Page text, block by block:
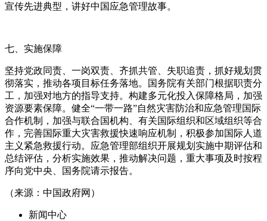
宣传先进典型，讲好中国应急管理故事。
七、实施保障
坚持党政同责、一岗双责、齐抓共管、失职追责，抓好规划贯
彻落实，推动各项目标任务落地。国务院有关部门根据职责分
工，加强对地方的指导支持。构建多元化投入保障格局，加强
资源要素保障。健全“一带一路”自然灾害防治和应急管理国际
合作机制，加强与联合国机构、有关国际组织和区域组织等合
作，完善国际重大灾害救援快速响应机制，积极参加国际人道
主义紧急救援行动。应急管理部组织开展规划实施中期评估和
总结评估，分析实施效果，推动解决问题，重大事项及时按程
序向党中央、国务院请示报告。
（来源：中国政府网）
新闻中心